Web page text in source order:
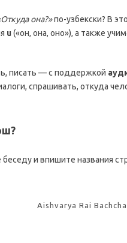
она?»по-узбекски? В
u(«он, она, оно»), а также
писать — с поддержкой
спрашивать, откуда
и впишите названия
Aishvarya Rai